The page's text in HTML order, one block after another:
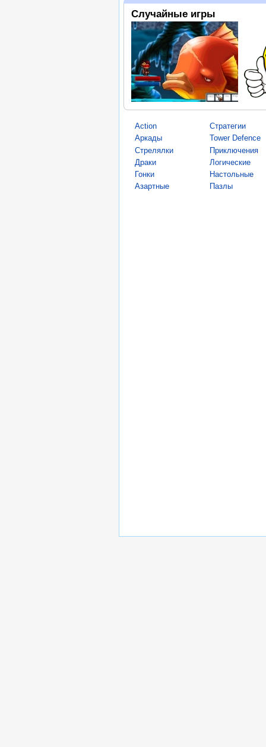
Случайные игры
Action
Аркады
Стрелялки
Драки
Гонки
Азартные
Стратегии
Tower Defence
Приключения
Логические
Настольные
Пазлы